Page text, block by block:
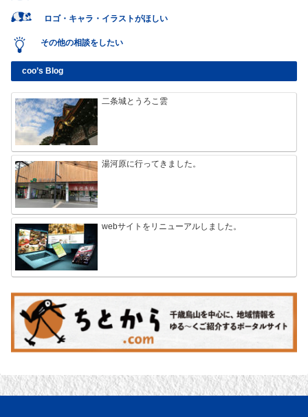
ロゴ・キャラ・イラストがほしい
その他の相談をしたい
coo’s Blog
二条城とうろこ雲
湯河原に行ってきました。
webサイトをリニューアルしました。